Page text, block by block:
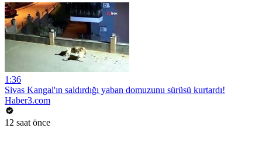
1:36
Sivas Kangal'ın saldırdığı yaban domuzunu sürüsü kurtardı!
Haber3.com
12 saat önce